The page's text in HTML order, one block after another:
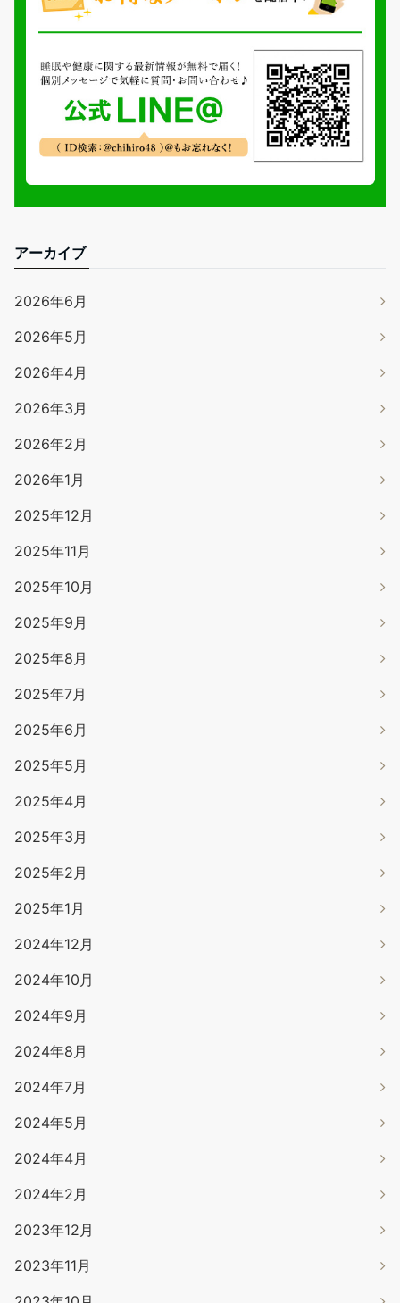
アーカイブ
2026年6月
2026年5月
2026年4月
2026年3月
2026年2月
2026年1月
2025年12月
2025年11月
2025年10月
2025年9月
2025年8月
2025年7月
2025年6月
2025年5月
2025年4月
2025年3月
2025年2月
2025年1月
2024年12月
2024年10月
2024年9月
2024年8月
2024年7月
2024年5月
2024年4月
2024年2月
2023年12月
2023年11月